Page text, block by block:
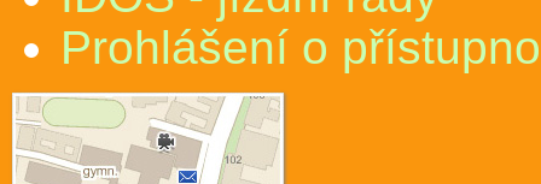
Prohlášení o